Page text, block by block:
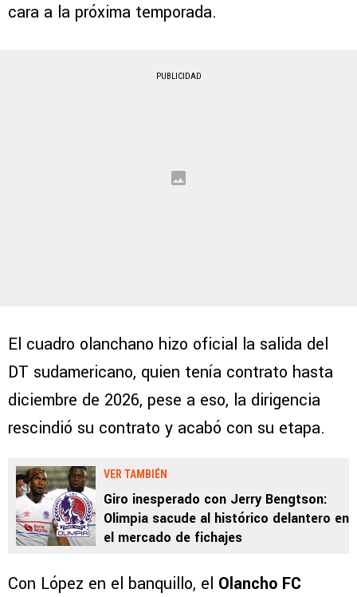
cara a la próxima temporada.
PUBLICIDAD
El cuadro olanchano hizo oficial la salida del
DT sudamericano, quien tenía contrato hasta
diciembre de 2026, pese a eso, la dirigencia
rescindió su contrato y acabó con su etapa.
VER TAMBIÉN
Giro inesperado con Jerry Bengtson:
Olimpia sacude al histórico delantero en
el mercado de fichajes
Con López en el banquillo, el Olancho FC